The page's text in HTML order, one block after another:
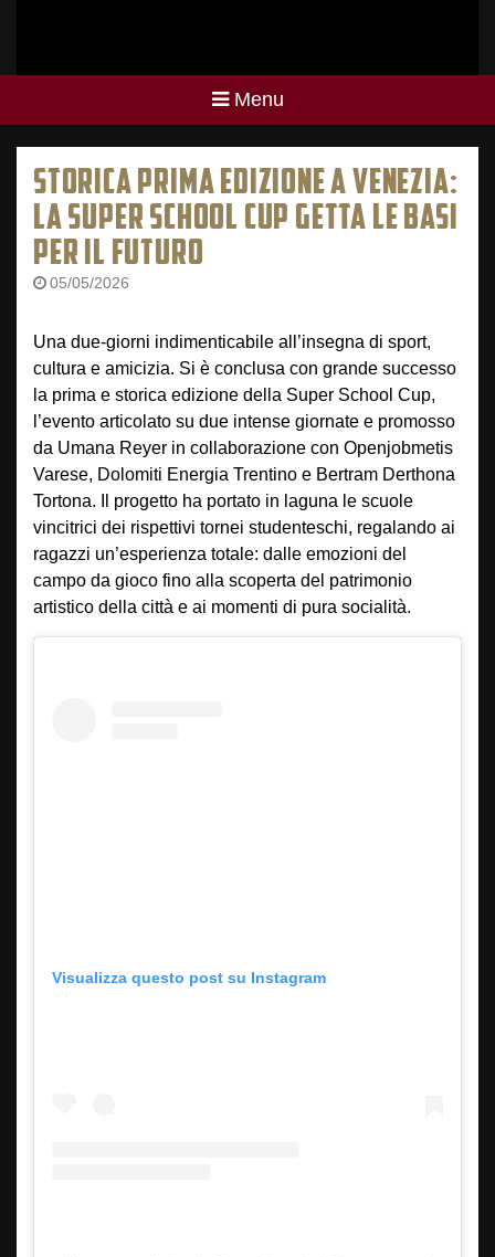
Menu
STORICA PRIMA EDIZIONE A VENEZIA:
LA SUPER SCHOOL CUP GETTA LE BASI
PER IL FUTURO
05/05/2026
Una due-giorni indimenticabile all’insegna di sport,
cultura e amicizia. Si è conclusa con grande successo
la prima e storica edizione della Super School Cup,
l’evento articolato su due intense giornate e promosso
da Umana Reyer in collaborazione con Openjobmetis
Varese, Dolomiti Energia Trentino e Bertram Derthona
Tortona. Il progetto ha portato in laguna le scuole
vincitrici dei rispettivi tornei studenteschi, regalando ai
ragazzi un’esperienza totale: dalle emozioni del
campo da gioco fino alla scoperta del patrimonio
artistico della città e ai momenti di pura socialità.
Visualizza questo post su Instagram